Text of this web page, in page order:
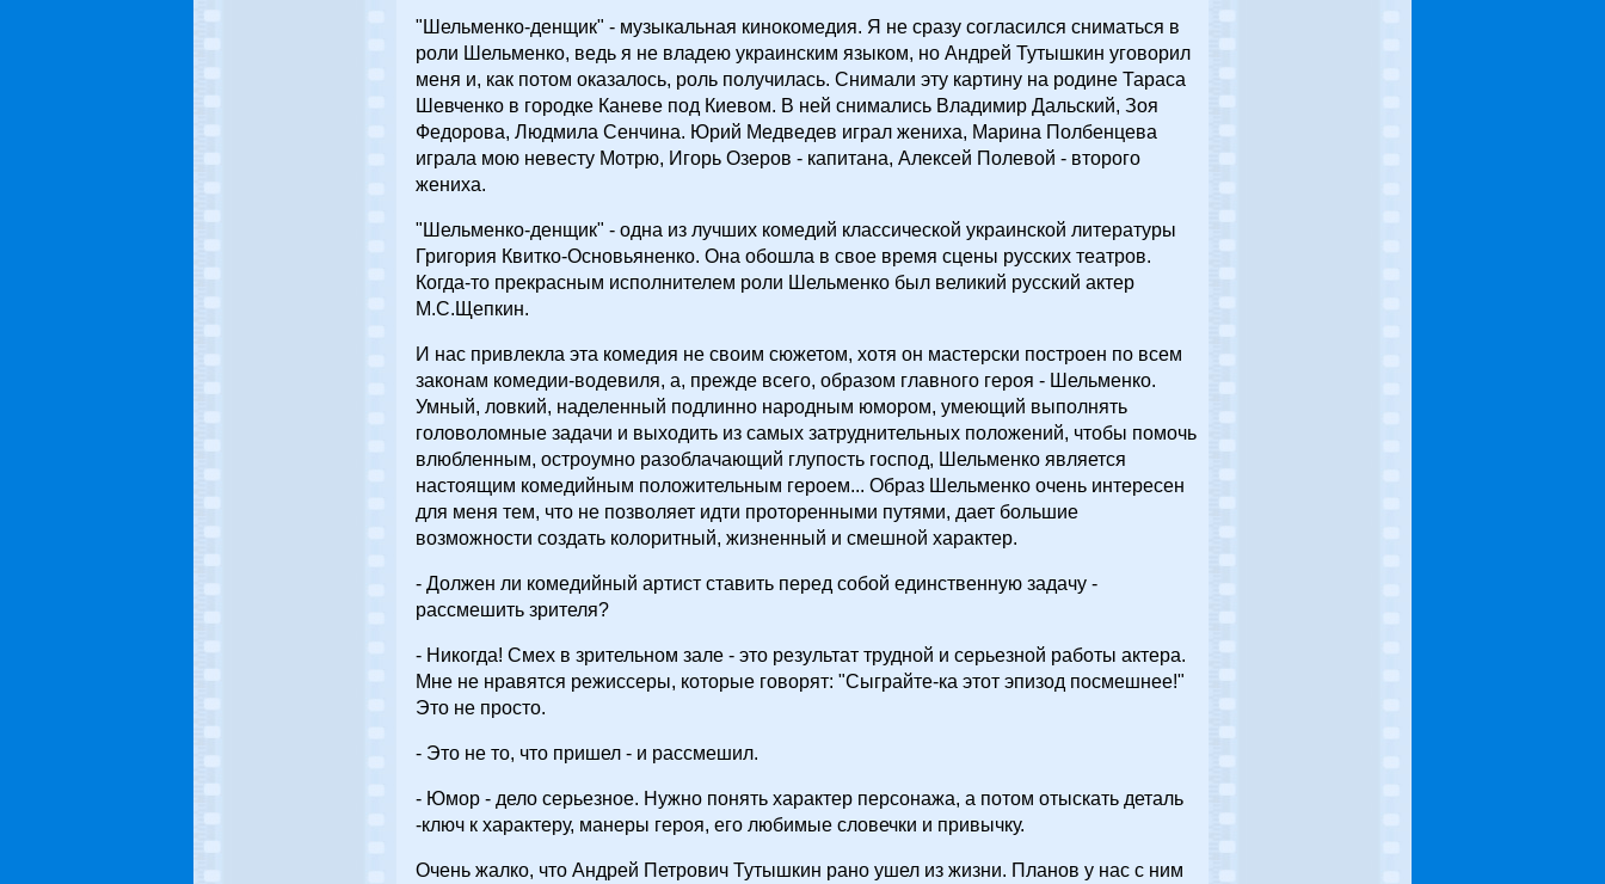
"Шельменко-денщик" - музыкальная кинокомедия. Я не сразу согласился сниматься в
роли Шельменко, ведь я не владею украинским языком, но Андрей Тутышкин уговорил
меня и, как потом оказалось, роль получилась. Снимали эту картину на родине Тараса
Шевченко в городке Каневе под Киевом. В ней снимались Владимир Дальский, Зоя
Федорова, Людмила Сенчина. Юрий Медведев играл жениха, Марина Полбенцева
играла мою невесту Мотрю, Игорь Озеров - капитана, Алексей Полевой - второго
жениха.
"Шельменко-денщик" - одна из лучших комедий классической украинской литературы
Григория Квитко-Основьяненко. Она обошла в свое время сцены русских театров.
Когда-то прекрасным исполнителем роли Шельменко был великий русский актер
М.С.Щепкин.
И нас привлекла эта комедия не своим сюжетом, хотя он мастерски построен по всем
законам комедии-водевиля, а, прежде всего, образом главного героя - Шельменко.
Умный, ловкий, наделенный подлинно народным юмором, умеющий выполнять
головоломные задачи и выходить из самых затруднительных положений, чтобы помочь
влюбленным, остроумно разоблачающий глупость господ, Шельменко является
настоящим комедийным положительным героем... Образ Шельменко очень интересен
для меня тем, что не позволяет идти проторенными путями, дает большие
возможности создать колоритный, жизненный и смешной характер.
- Должен ли комедийный артист ставить перед собой единственную задачу -
рассмешить зрителя?
- Никогда! Смех в зрительном зале - это результат трудной и серьезной работы актера.
Мне не нравятся режиссеры, которые говорят: "Сыграйте-ка этот эпизод посмешнее!"
Это не просто.
- Это не то, что пришел - и рассмешил.
- Юмор - дело серьезное. Нужно понять характер персонажа, а потом отыскать деталь
-ключ к характеру, манеры героя, его любимые словечки и привычку.
Очень жалко, что Андрей Петрович Тутышкин рано ушел из жизни. Планов у нас с ним